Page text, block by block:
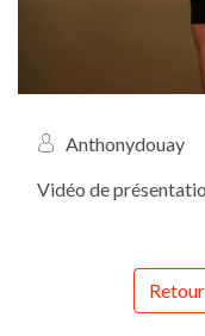
Anthonydouay
Vidéo de